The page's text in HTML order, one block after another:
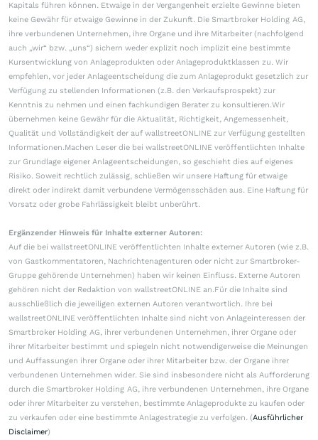
Kapitals führen können. Etwaige in der Vergangenheit erzielte Gewinne bieten
keine Gewähr für etwaige Gewinne in der Zukunft. Die Smartbroker Holding AG,
ihre verbundenen Unternehmen, ihre Organe und ihre Mitarbeiter (nachfolgend
auch „wir“ bzw. „uns“) sichern weder explizit noch implizit eine bestimmte
Kursentwicklung von Anlageprodukten oder Anlageproduktklassen zu. Wir
empfehlen, vor jeder Anlageentscheidung die zum Anlageprodukt gesetzlich zur
Verfügung zu stellenden Informationen (z.B. den Verkaufsprospekt) zur
Kenntnis zu nehmen und einen fachkundigen Berater zu konsultieren.Wir
übernehmen keine Gewähr für die Aktualität, Richtigkeit, Angemessenheit,
Qualität und Vollständigkeit der auf wallstreetONLINE zur Verfügung gestellten
Informationen.Machen Leser die bei wallstreetONLINE veröffentlichten Inhalte
zur Grundlage eigener Anlageentscheidungen, so geschieht dies auf eigenes
Risiko. Soweit rechtlich zulässig, schließen wir unsere Haftung für etwaige
direkt oder indirekt damit verbundene Vermögensschäden aus. Eine Haftung für
Vorsatz oder grobe Fahrlässigkeit bleibt unberührt.
Ergänzender Hinweis für Inhalte externer Autoren:
Auf die bei wallstreetONLINE veröffentlichten Inhalte externer Autoren (wie z.B.
von Gastkommentatoren, Nachrichtenagenturen oder nicht zur Smartbroker-
Gruppe gehörende Unternehmen) haben wir keinen Einfluss. Externe Autoren
gehören nicht der Redaktion von wallstreetONLINE an.Für die Inhalte sind
ausschließlich die jeweiligen externen Autoren verantwortlich. Ihre bei
wallstreetONLINE veröffentlichten Inhalte sind nicht von Anlageinteressen der
Smartbroker Holding AG, ihrer verbundenen Unternehmen, ihrer Organe oder
ihrer Mitarbeiter bestimmt und spiegeln nicht notwendigerweise die Meinungen
und Auffassungen ihrer Organe oder ihrer Mitarbeiter bzw. der Organe ihrer
verbundenen Unternehmen wider. Sie sind insbesondere nicht als Aufforderung
durch die Smartbroker Holding AG, ihre verbundenen Unternehmen, ihre Organe
oder ihrer Mitarbeiter zu verstehen, bestimmte Anlageprodukte zu kaufen oder
zu verkaufen oder eine bestimmte Anlagestrategie zu verfolgen. (Ausführlicher
Disclaimer)